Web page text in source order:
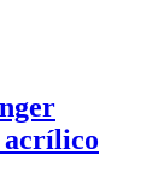
acrílico